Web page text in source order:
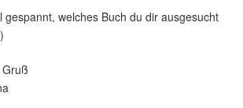
gespannt, welches Buch du dir ausgesucht